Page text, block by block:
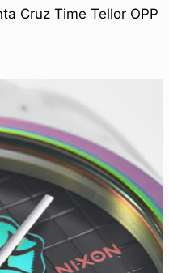
Cruz Time Tellor OPP